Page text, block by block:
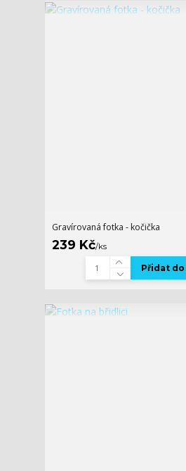
Gravírovaná fotka - kočička
239 Kč/ks
Přidat